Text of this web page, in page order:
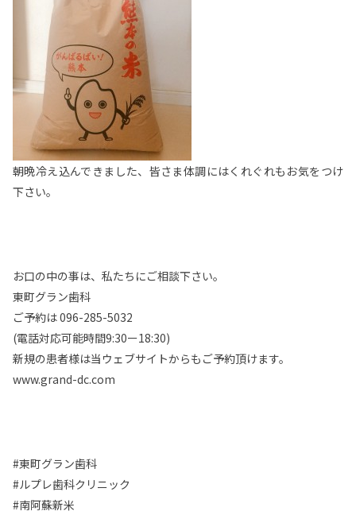
朝晩冷え込んできました、皆さま体調にはくれぐれもお気をつけ
下さい。
お口の中の事は、私たちにご相談下さい。
東町グラン歯科
ご予約は 096-285-5032
(電話対応可能時間9:30ー18:30)
新規の患者様は当ウェブサイトからもご予約頂けます。
www.grand-dc.com
#東町グラン歯科
#ルプレ歯科クリニック
#南阿蘇新米